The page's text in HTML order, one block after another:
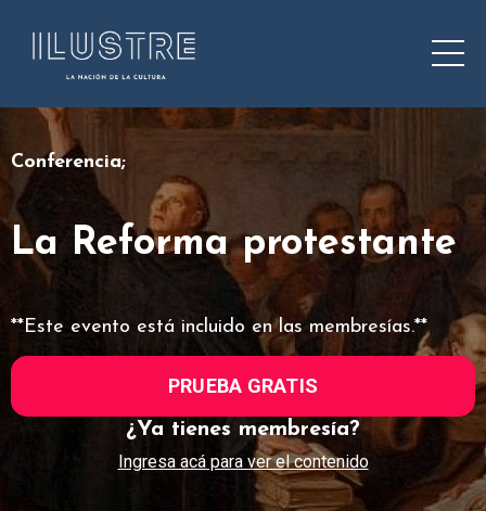
Conferencia;
La Reforma protestante
**Este evento está incluido en las membresías.**
PRUEBA GRATIS
¿Ya tienes membresía?
Ingresa acá para ver el contenido